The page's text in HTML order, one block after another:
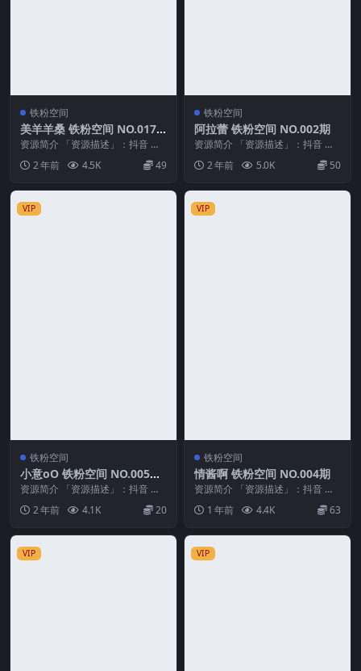
铁粉空间
美羊羊桑 铁粉空间 NO.017
期 最新至：2024.12.8
资源简介 「资源描述」：抖音 美
羊羊桑 铁粉空间 NO.017期 【35
P】最新...
2 年前 4.5K 49
铁粉空间
阿拉蕾 铁粉空间 NO.002期
资源简介 「资源描述」：抖音 阿
拉蕾 铁粉空间 NO.002期 【60P】
「资...2 年前 5.0K 50
VIP
铁粉空间
小意oO 铁粉空间 NO.005期
最新至：2024.12.27
资源简介 「资源描述」：抖音 小
意oO 铁粉空间 NO.005期 【31
P】最新...
2 年前 4.1K 20
VIP
铁粉空间
情酱啊 铁粉空间 NO.004期
资源简介 「资源描述」：抖音 情
酱啊 铁粉空间 NO.004期 【34P8
V】 ...1 年前 4.4K 63
VIP VIP